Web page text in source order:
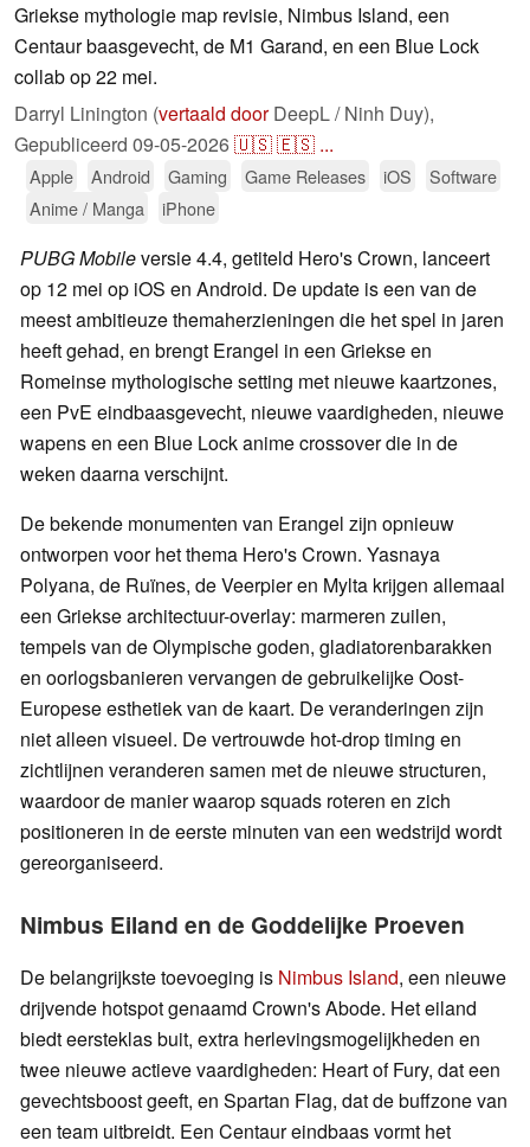
Griekse mythologie map revisie, Nimbus Island, een
Centaur baasgevecht, de M1 Garand, en een Blue Lock
collab op 22 mei.
Darryl Linington (vertaald doorDeepL / Ninh Duy),
Gepubliceerd 09-05-2026🇺🇸🇪🇸 ...
Apple Android Gaming Game Releases iOS
Software
Anime / Manga
iPhone
PUBG Mobileversie 4.4, getiteld Hero's Crown, lanceert
op 12 mei op iOS en Android. De update is een van de
meest ambitieuze themaherzieningen die het spel in jaren
heeft gehad, en brengt Erangel in een Griekse en
Romeinse mythologische setting met nieuwe kaartzones,
een PvE eindbaasgevecht, nieuwe vaardigheden, nieuwe
wapens en een Blue Lock anime crossover die in de
weken daarna verschijnt.
De bekende monumenten van Erangel zijn opnieuw
ontworpen voor het thema Hero's Crown. Yasnaya
Polyana, de Ruïnes, de Veerpier en Mylta krijgen allemaal
een Griekse architectuur-overlay: marmeren zuilen,
tempels van de Olympische goden, gladiatorenbarakken
en oorlogsbanieren vervangen de gebruikelijke Oost-
Europese esthetiek van de kaart. De veranderingen zijn
niet alleen visueel. De vertrouwde hot-drop timing en
zichtlijnen veranderen samen met de nieuwe structuren,
waardoor de manier waarop squads roteren en zich
positioneren in de eerste minuten van een wedstrijd wordt
gereorganiseerd.
Nimbus Eiland en de Goddelijke Proeven
De belangrijkste toevoeging is Nimbus Island, een nieuwe
drijvende hotspot genaamd Crown's Abode. Het eiland
biedt eersteklas buit, extra herlevingsmogelijkheden en
twee nieuwe actieve vaardigheden: Heart of Fury, dat een
gevechtsboost geeft, en Spartan Flag, dat de buffzone van
een team uitbreidt. Een Centaur eindbaas vormt het